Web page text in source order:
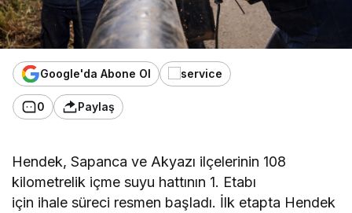
Google'da Abone Ol
0 Paylaş
Hendek, Sapanca ve Akyazı ilçelerinin 108
kilometrelik içme suyu hattının 1. Etabı
için ihale süreci resmen başladı. İlk etapta Hendek